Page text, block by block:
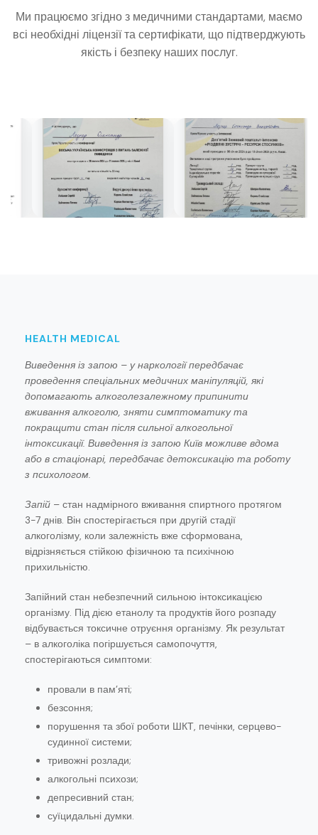
Ми працюємо згідно з медичними стандартами, маємо
всі необхідні ліцензії та сертифікати, що підтверджують
якість і безпеку наших послуг.
HEALTH MEDICAL
Виведення із запою – у наркології передбачає
проведення спеціальних медичних маніпуляцій, які
допомагають алкоголезалежному припинити
вживання алкоголю, зняти симптоматику та
покращити стан після сильної алкогольної
інтоксикації. Виведення із запою Київ можливе вдома
або в стаціонарі, передбачає детоксикацію та роботу
з психологом.
Запій – стан надмірного вживання спиртного протягом
3-7 днів. Він спостерігається при другій стадії
алкоголізму, коли залежність вже сформована,
відрізняється стійкою фізичною та психічною
прихильністю.
Запійний стан небезпечний сильною інтоксикацією
організму. Під дією етанолу та продуктів його розпаду
відбувається токсичне отруєння організму. Як результат
– в алкоголіка погіршується самопочуття,
спостерігаються симптоми:
провали в пам’яті;
безсоння;
порушення та збої роботи ШКТ, печінки, серцево-
судинної системи;
тривожні розлади;
алкогольні психози;
депресивний стан;
суїцидальні думки.